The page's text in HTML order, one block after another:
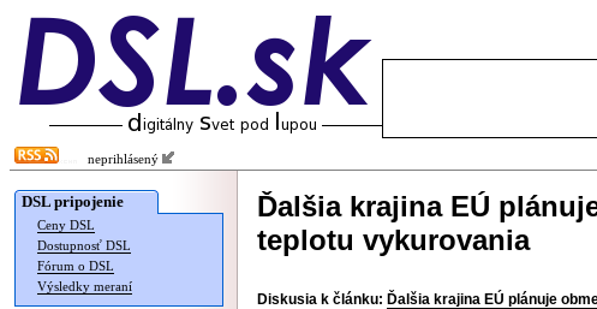
neprihlásený
DSL pripojenie
Ceny DSL
Dostupnosť DSL
Fórum o DSL
Výsledky meraní
Ďalšia krajina EÚ
teplotu vykurovania
Diskusia k článku: Ďalšia krajina EÚ plánuje